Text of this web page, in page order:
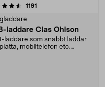
1191
laddare Clas Ohlson
laddare som snabbt laddar
mobiltelefon etc.
4.5 av 5 stjärnor